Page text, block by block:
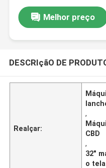
Melhor preço
DESCRIçãO DE
Realçar:
,
CBD
,
32"
o